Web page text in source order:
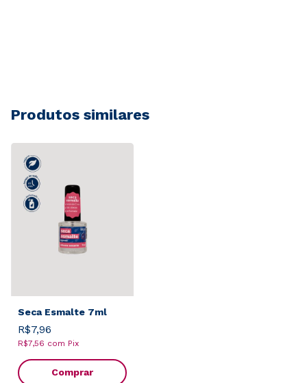
Produtos similares
Seca Esmalte 7ml
R$7,96
R$7,56 com Pix
Comprar